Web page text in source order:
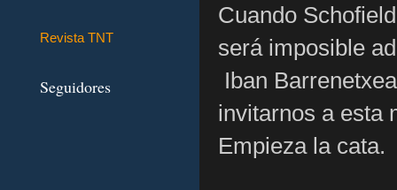
Cuando
será imposible
Iban
invitarnos a esta
Empieza la cata.
Revista TNT
Seguidores